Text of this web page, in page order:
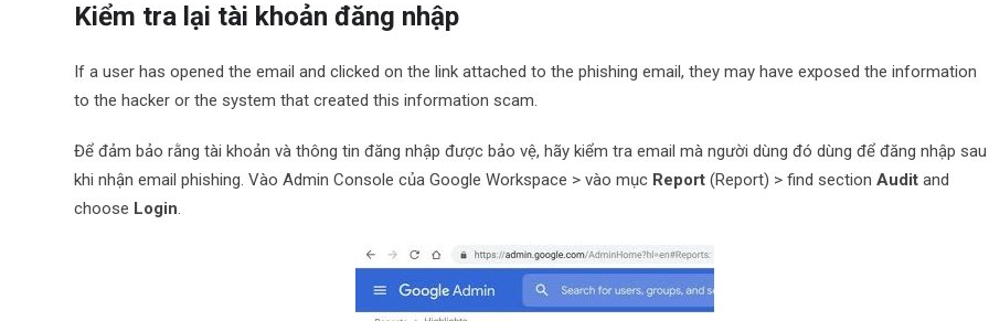
Kiểm tra lại tài khoản đăng nhập
If a user has opened the email and clicked on the link attached to the phishing email, they may have exposed the information
to the hacker or the system that created this information scam.
Để đảm bảo rằng tài khoản và thông tin đăng nhập được bảo vệ, hãy kiểm tra email mà người dùng đó dùng để đăng nhập sau
khi nhận email phishing. Vào Admin Console của Google Workspace > vào mục Report(Report) > find sectionAuditand
choose Login.